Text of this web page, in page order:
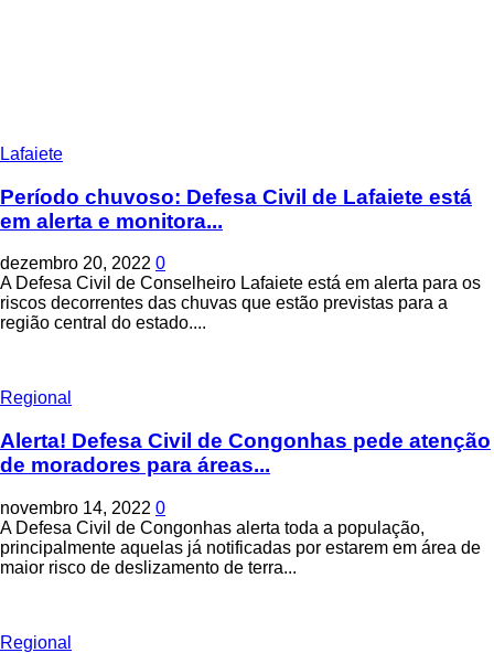
Lafaiete
Período chuvoso: Defesa Civil de Lafaiete está
em alerta e monitora...
dezembro 20, 2022 0
A Defesa Civil de Conselheiro Lafaiete está em alerta para os
riscos decorrentes das chuvas que estão previstas para a
região central do estado....
Regional
Alerta! Defesa Civil de Congonhas pede atenção
de moradores para áreas...
novembro 14, 2022 0
A Defesa Civil de Congonhas alerta toda a população,
principalmente aquelas já notificadas por estarem em área de
maior risco de deslizamento de terra...
Regional